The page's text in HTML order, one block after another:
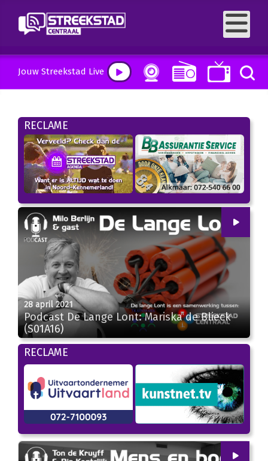
Jouw Streekstad Live
RECLAME
00
26:25
28 april 2021
Podcast De Lange Lont: Mariska de Blieck
(S01A16)
RECLAME